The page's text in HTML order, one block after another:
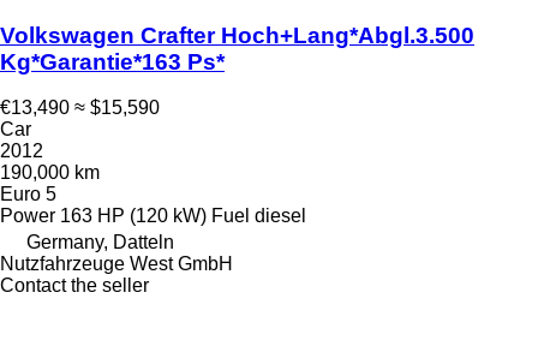
Volkswagen Crafter Hoch+Lang*Abgl.3.500
Kg*Garantie*163 Ps*
€13,490 ≈ $15,590
Car
2012
190,000 km
Euro 5
Power 163 HP (120 kW) Fuel diesel
Germany, Datteln
Nutzfahrzeuge West GmbH
Contact the seller